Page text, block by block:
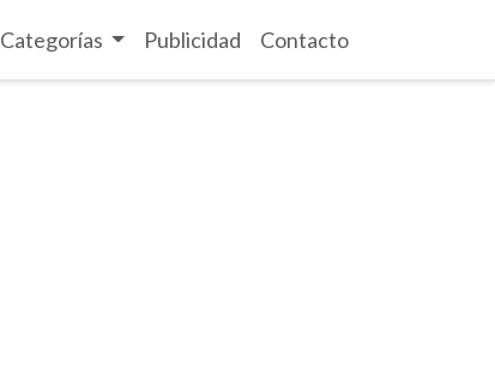
Categorías Publicidad Contacto